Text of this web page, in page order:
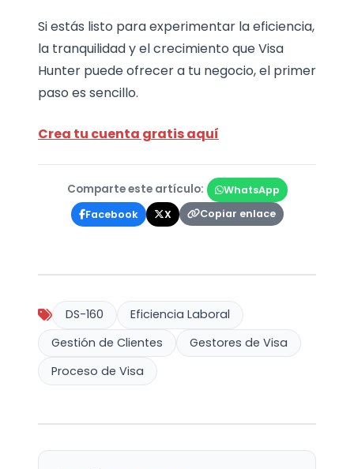
Si estás listo para experimentar la eficiencia,
la tranquilidad y el crecimiento que Visa
Hunter puede ofrecer a tu negocio, el primer
paso es sencillo.
Crea tu cuenta gratis aquí
Comparte este artículo:
WhatsApp
Facebook
X Copiar enlace
DS-160
Eficiencia Laboral
Gestión de Clientes
Gestores de Visa
Proceso de Visa